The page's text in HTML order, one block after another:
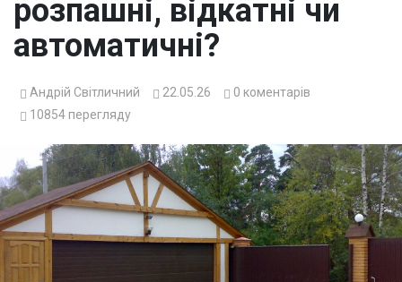
розпашні, відкатні чи
автоматичні?
Андрій Світличний 22.05.26 0 коментарів
10854 перегляду